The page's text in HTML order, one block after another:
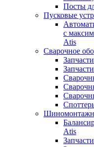
Посты
Пусковые
с
Atis
Сварочное
Atis